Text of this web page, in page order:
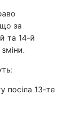
за
та 14-й
посіла 13-те